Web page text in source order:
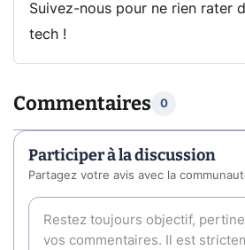
Suivez-nous pour ne rien rater
tech !
Commentaires 0
Participer à la discussion
Partagez votre avis avec la